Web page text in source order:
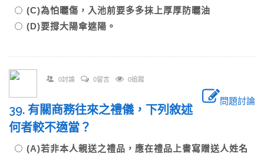
(C)為怕曬傷，入池前要多多抹上厚厚防曬油
(D)要撐大陽傘遮陽。
0討論 0留言 0追蹤
問題討論
39. 有關商務往來之禮儀，下列敘述
何者較不適當？
(A)若非本人親送之禮品，應在禮品上書寫贈送人姓名